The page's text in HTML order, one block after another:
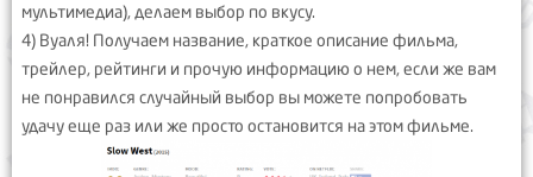
мультимедиа), делаем выбор по вкусу.
4) Вуаля! Получаем название, краткое описание фильма,
трейлер, рейтинги и прочую информацию о нем, если же вам
не понравился случайный выбор вы можете попробовать
удачу еще раз или же просто остановится на этом фильме.